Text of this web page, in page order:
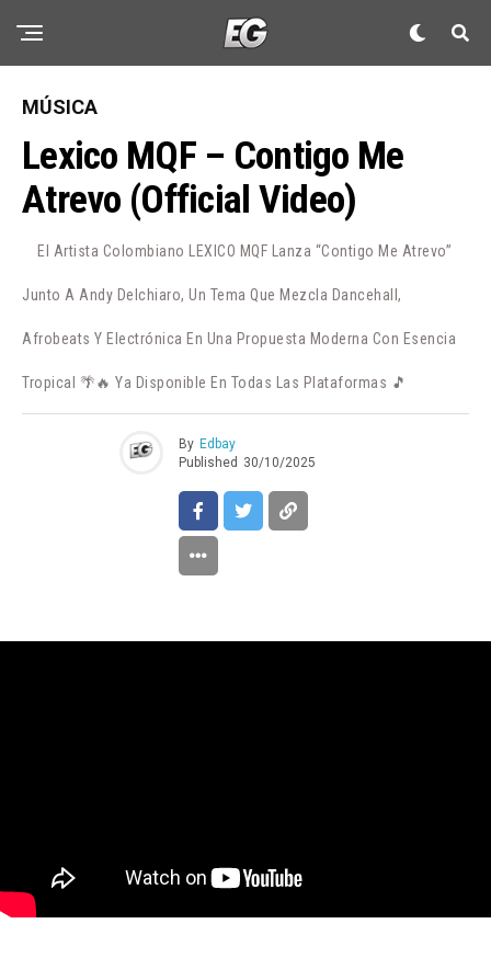
MÚSICA
Lexico MQF – Contigo Me
Atrevo (Official Video)
El Artista Colombiano LEXICO MQF Lanza “Contigo Me Atrevo”
Junto A Andy Delchiaro, Un Tema Que Mezcla Dancehall,
Afrobeats Y Electrónica En Una Propuesta Moderna Con Esencia
Tropical 🌴🔥 Ya Disponible En Todas Las Plataformas 🎵
By Edbay
Published 30/10/2025